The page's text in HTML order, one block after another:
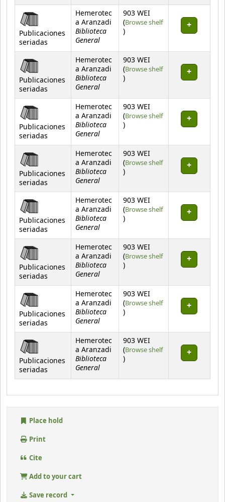
Publicaciones
seriadas
Hemerotec
a Aranzadi
Biblioteca
General
903 WEI
(Browse shelf
(Opens below)
)
Publicaciones
seriadas
Hemerotec
a Aranzadi
Biblioteca
General
903 WEI
(Browse shelf
(Opens below)
)
Publicaciones
seriadas
Hemerotec
a Aranzadi
Biblioteca
General
903 WEI
(Browse shelf
(Opens below)
)
Publicaciones
seriadas
Hemerotec
a Aranzadi
Biblioteca
General
903 WEI
(Browse shelf
(Opens below)
)
Publicaciones
seriadas
Hemerotec
a Aranzadi
Biblioteca
General
903 WEI
(Browse shelf
(Opens below)
)
Publicaciones
seriadas
Hemerotec
a Aranzadi
Biblioteca
General
903 WEI
(Browse shelf
(Opens below)
)
Publicaciones
seriadas
Hemerotec
a Aranzadi
Biblioteca
General
903 WEI
(Browse shelf
(Opens below)
)
Publicaciones
seriadas
Hemerotec
a Aranzadi
Biblioteca
General
903 WEI
(Browse shelf
(Opens below)
)
Place hold
Print
Cite
Add to your cart
Save record